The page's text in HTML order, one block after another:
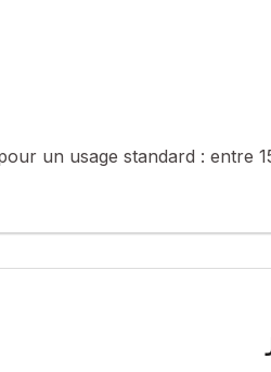
sont disponibles sur le site
un usage standard : entre